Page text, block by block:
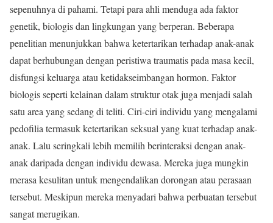
sepenuhnya di pahami. Tetapi para ahli menduga ada faktor
genetik, biologis dan lingkungan yang berperan. Beberapa
penelitian menunjukkan bahwa ketertarikan terhadap anak-anak
dapat berhubungan dengan peristiwa traumatis pada masa kecil,
disfungsi keluarga atau ketidakseimbangan hormon. Faktor
biologis seperti kelainan dalam struktur otak juga menjadi salah
satu area yang sedang di teliti. Ciri-ciri individu yang mengalami
pedofilia termasuk ketertarikan seksual yang kuat terhadap anak-
anak. Lalu seringkali lebih memilih berinteraksi dengan anak-
anak daripada dengan individu dewasa. Mereka juga mungkin
merasa kesulitan untuk mengendalikan dorongan atau perasaan
tersebut. Meskipun mereka menyadari bahwa perbuatan tersebut
sangat merugikan.